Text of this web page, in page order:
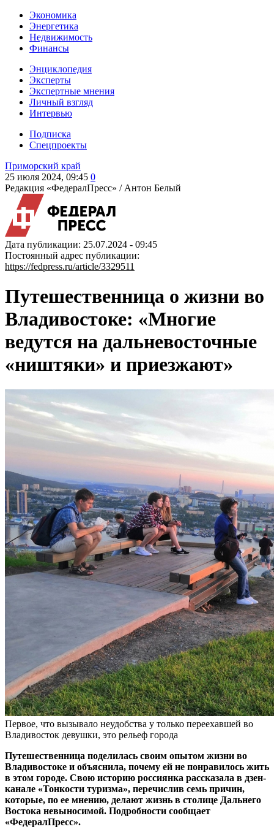
Экономика
Энергетика
Недвижимость
Финансы
Энциклопедия
Эксперты
Экспертные мнения
Личный взгляд
Интервью
Подписка
Спецпроекты
Приморский край
25 июля 2024, 09:45 0
Редакция «ФедералПресс» / Антон Белый
Дата публикации: 25.07.2024 - 09:45
Постоянный адрес публикации:
https://fedpress.ru/article/3329511
Путешественница о жизни во
Владивостоке: «Многие
ведутся на дальневосточные
«ништяки» и приезжают»
Первое, что вызывало неудобства у только переехавшей во
Владивосток девушки, это рельеф города
Путешественница поделилась своим опытом жизни во
Владивостоке и объяснила, почему ей не понравилось жить
в этом городе. Свою историю россиянка рассказала в дзен-
канале «Тонкости туризма», перечислив семь причин,
которые, по ее мнению, делают жизнь в столице Дальнего
Востока невыносимой. Подробности сообщает
«ФедералПресс».